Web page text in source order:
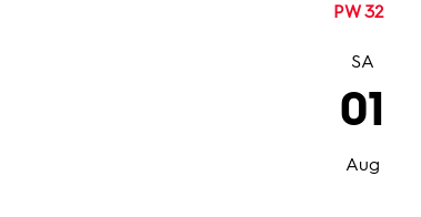
PW 32
01
Aug
SA